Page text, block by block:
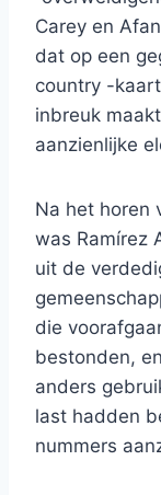
Carey en
dat op een
country -
inbreuk
aanzienlijke
Na het horen
was Ramírez
uit de
die
bestonden,
anders
last hadden
nummers